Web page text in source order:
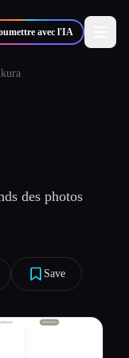
avec l'IA
des photos
Save